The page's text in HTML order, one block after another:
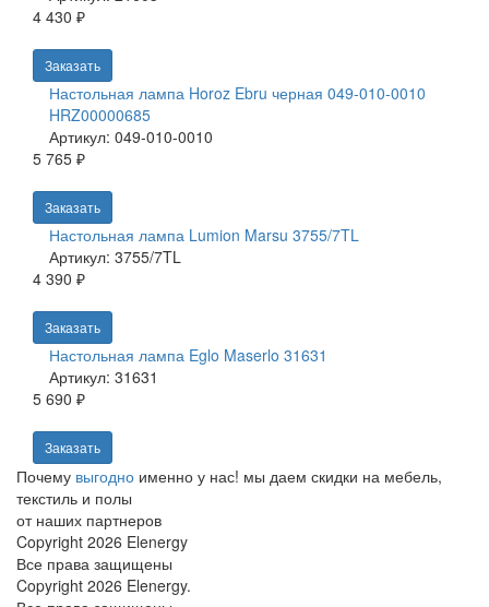
4 430 ₽
Заказать
Настольная лампа Horoz Ebru черная 049-010-0010
HRZ00000685
Артикул: 049-010-0010
5 765 ₽
Заказать
Настольная лампа Lumion Marsu 3755/7TL
Артикул: 3755/7TL
4 390 ₽
Заказать
Настольная лампа Eglo Maserlo 31631
Артикул: 31631
5 690 ₽
Заказать
Почему выгодно именно у нас! мы даем скидки на мебель,
текстиль и полы
от наших партнеров
Copyright 2026 Elenergy
Все права защищены
Copyright 2026 Elenergy.